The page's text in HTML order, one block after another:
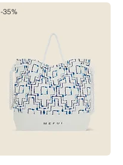
-35%